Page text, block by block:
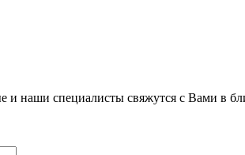
и наши специалисты свяжутся с Вами в